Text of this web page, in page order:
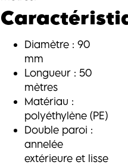
Diamètre : 90
mm
Longueur : 50
mètres
Matériau :
polyéthylène (PE)
Double paroi :
annelée
extérieure et lisse